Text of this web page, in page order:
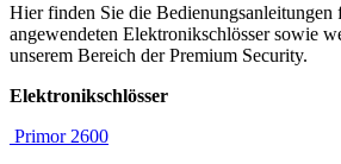
Hier finden Sie die Bedienungsanleitungen
angewendeten Elektronikschlösser sowie
unserem Bereich der Premium Security.
Elektronikschlösser
Primor 2600